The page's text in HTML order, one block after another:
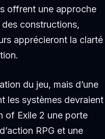
offrent une approche
constructions,
apprécieront la clarté
du jeu, mais d’une
les systèmes devraient
of Exile 2 une porte
RPG et une